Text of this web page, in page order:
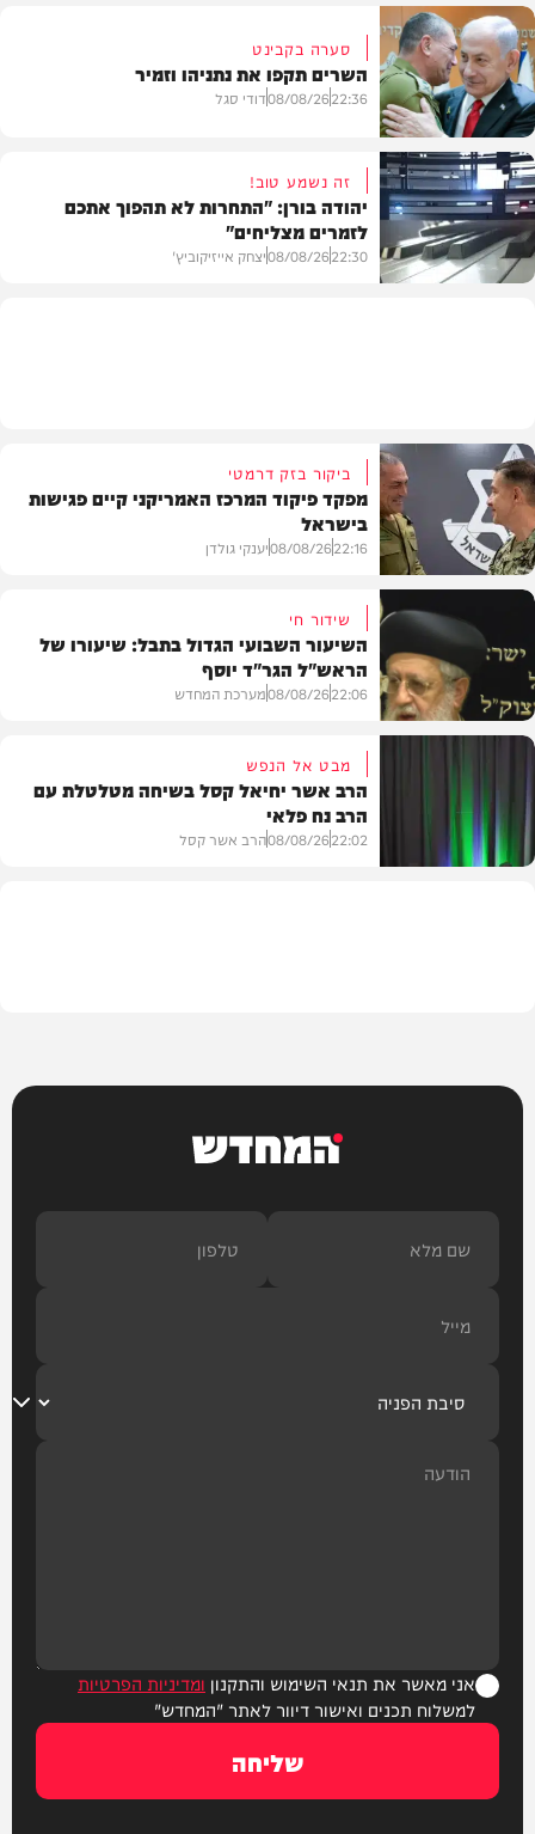
חדשות
מדיני
סערה בקבינט
השרים תקפו את נתניהו וזמיר
22:36
08/08/26דודי סגל
זה נשמע טוב!
יהודה בורן: "התחרות לא תהפוך אתכם
לזמרים מצליחים"
22:30
08/08/26יצחק אייזיקוביץ'
חדשות
ביקור בזק דרמטי
מפקד פיקוד המרכז האמריקני קיים פגישות
בישראל
22:16
08/08/26יענקי גולדן
וידאו
שידור חי
השיעור השבועי הגדול בתבל: שיעורו של
הראש"ל הגר"ד יוסף
22:06
08/08/26מערכת המחדש
מבט אל הנפש
הרב אשר יחיאל קסל בשיחה מטלטלת עם
הרב נח פלאי
22:02
08/08/26הרב אשר קסל
המחדש
אני מאשר את תנאי השימוש והתקנון ומדיניות הפרטיות
למשלוח תכנים ואישור דיוור לאתר "המחדש"
שליחה